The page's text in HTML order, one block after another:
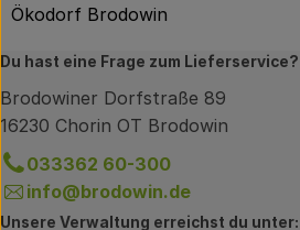
Ökodorf Brodowin
Du hast eine Frage zum Lieferservice?
Brodowiner Dorfstraße 89
16230 Chorin OT Brodowin
033362 60-300
info@brodowin.de
Unsere Verwaltung erreichst du unter: